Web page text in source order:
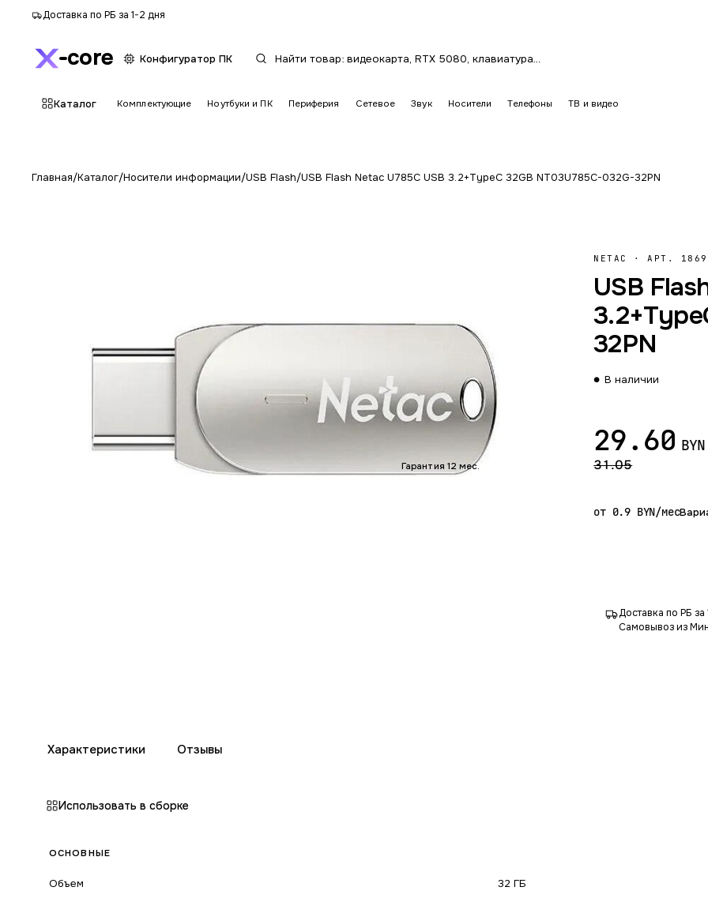
Доставка по РБ за 1-2 дня
core Конфигуратор ПК
Каталог Комплектующие Ноутбуки и ПК Периферия Сетевое Звук Носители Телефоны ТВ и видео
Главная/Каталог/Носители информации/USB Flash/USB Flash Netac U785C USB 3.2+TypeC 32GB NT03U785C-032G-32PN
Гарантия 12 мес.
NETAC ·АРТ.
USB
32PN
В наличии
29.60 BYN
31.05
от 0.9 BYN/мес
Доставка по РБ за
Самовывоз из
Характеристики Отзывы
Использовать в сборке
ОСНОВНЫЕ
Объем 32 ГБ